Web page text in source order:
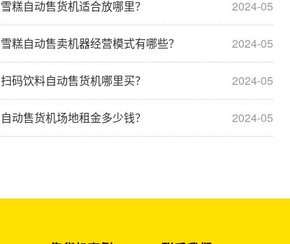
2024-05
雪糕自动售货机适合放哪里？
2024-05
雪糕自动售卖机器经营模式有哪些？
2024-05
扫码饮料自动售货机哪里买？
2024-05
自动售货机场地租金多少钱？